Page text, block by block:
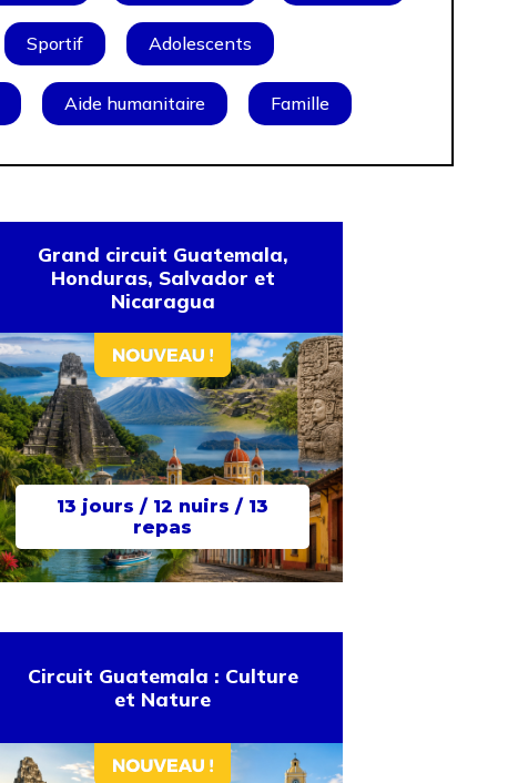
Sportif Adolescents
Aide humanitaire Famille
Grand circuit Guatemala,
Honduras, Salvador et
Nicaragua
13 jours / 12 nuirs / 13
repas
Circuit Guatemala : Culture
et Nature